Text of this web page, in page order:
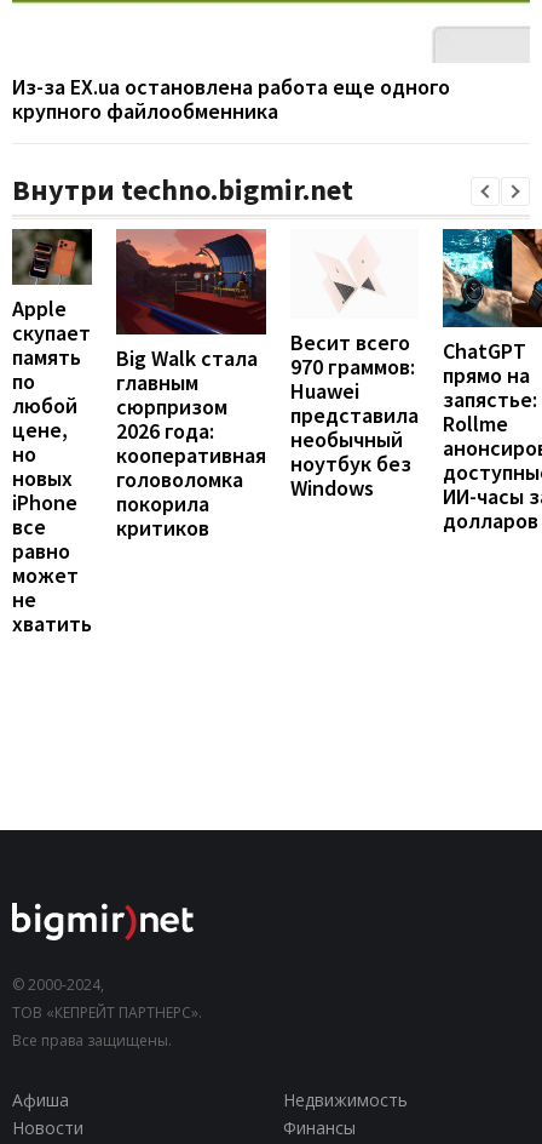
Из-за EX.ua остановлена работа еще одного
крупного файлообменника
Внутри techno.bigmir.net
Apple
скупает
память
по
любой
цене,
но
новых
iPhone
все
равно
может
не
хватить
Big Walk стала
главным
сюрпризом
2026 года:
кооперативная
головоломка
покорила
критиков
Весит всего
970 граммов:
Huawei
представила
необычный
ноутбук без
Windows
ChatGPT
прямо на
запястье:
Rollme
ИИ-часы
долларов
© 2000-2024,
ТОВ «КЕПРЕЙТ ПАРТНЕРС».
Все права защищены.
Афиша
Недвижимость
Новости
Финансы